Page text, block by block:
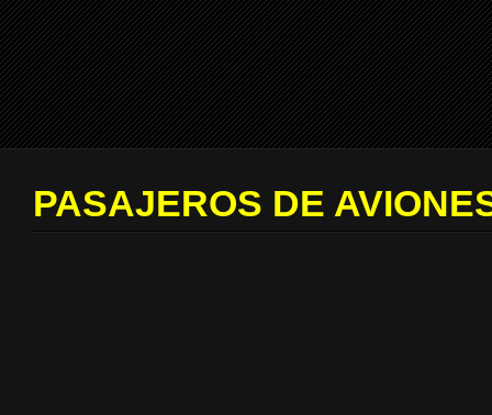
PASAJEROS DE